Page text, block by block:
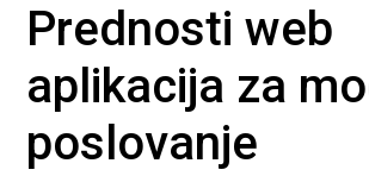
Prednosti web
aplikacija za
poslovanje